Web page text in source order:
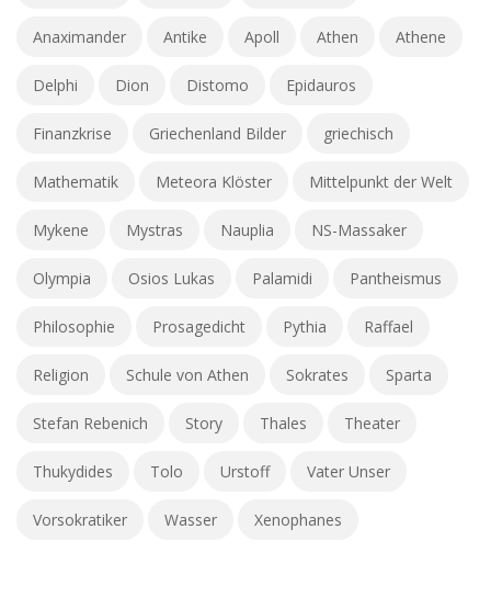
Anaximander Antike Apoll Athen Athene
Delphi Dion Distomo Epidauros
Finanzkrise Griechenland Bilder griechisch
Mathematik Meteora Klöster Mittelpunkt der Welt
Mykene Mystras Nauplia NS-Massaker
Olympia Osios Lukas Palamidi Pantheismus
Philosophie Prosagedicht Pythia Raffael
Religion Schule von Athen Sokrates Sparta
Stefan Rebenich Story Thales Theater
Thukydides Tolo Urstoff Vater Unser
Vorsokratiker Wasser Xenophanes